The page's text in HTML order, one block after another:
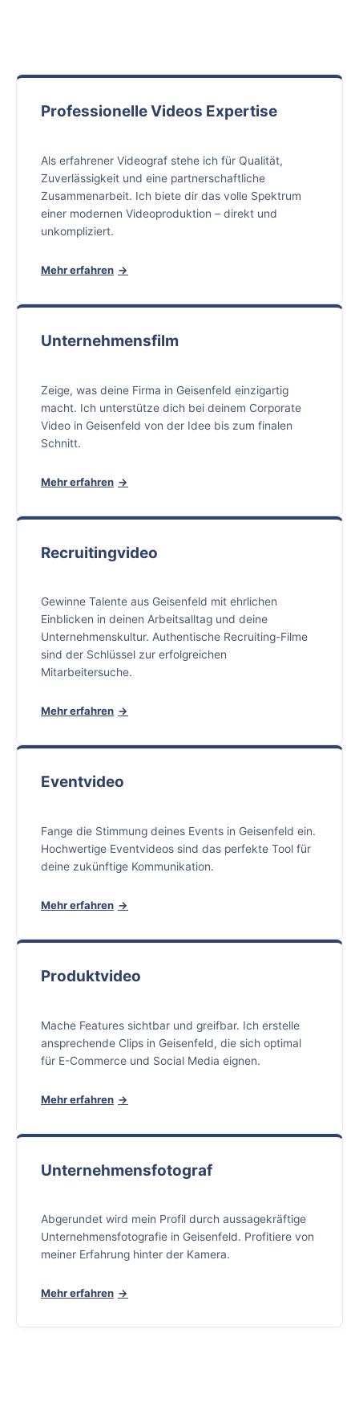
Professionelle Videos Expertise
Als erfahrener Videograf stehe ich für Qualität,
Zuverlässigkeit und eine partnerschaftliche
Zusammenarbeit. Ich biete dir das volle Spektrum
einer modernen Videoproduktion – direkt und
unkompliziert.
Mehr erfahren
Unternehmensfilm
Zeige, was deine Firma in Geisenfeld einzigartig
macht. Ich unterstütze dich bei deinem Corporate
Video in Geisenfeld von der Idee bis zum finalen
Schnitt.
Mehr erfahren
Recruitingvideo
Gewinne Talente aus Geisenfeld mit ehrlichen
Einblicken in deinen Arbeitsalltag und deine
Unternehmenskultur. Authentische Recruiting-Filme
sind der Schlüssel zur erfolgreichen
Mitarbeitersuche.
Mehr erfahren
Eventvideo
Fange die Stimmung deines Events in Geisenfeld ein.
Hochwertige Eventvideos sind das perfekte Tool für
deine zukünftige Kommunikation.
Mehr erfahren
Produktvideo
Mache Features sichtbar und greifbar. Ich erstelle
ansprechende Clips in Geisenfeld, die sich optimal
für E-Commerce und Social Media eignen.
Mehr erfahren
Unternehmensfotograf
Abgerundet wird mein Profil durch aussagekräftige
Unternehmensfotografie in Geisenfeld. Profitiere von
meiner Erfahrung hinter der Kamera.
Mehr erfahren